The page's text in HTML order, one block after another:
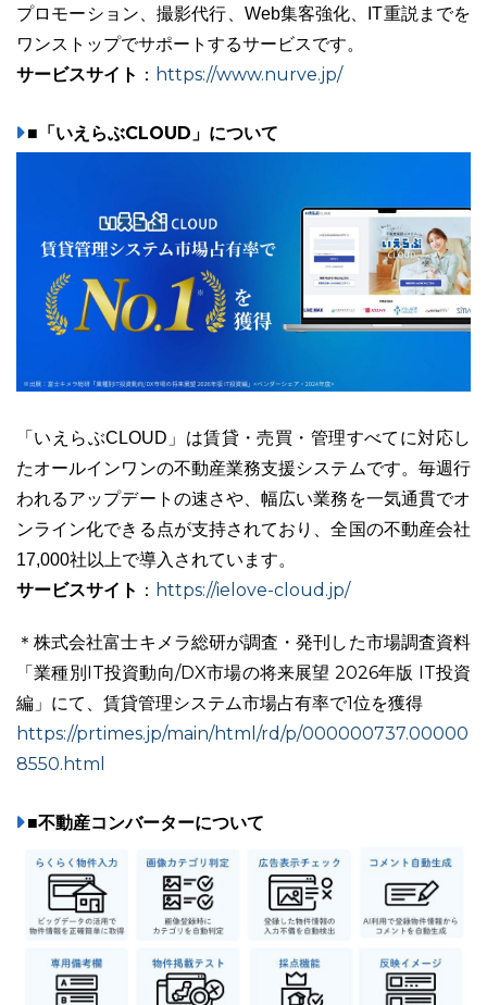
プロモーション、撮影代行、Web集客強化、IT重説までを
ワンストップでサポートするサービスです。
サービスサイト ： https://www.nurve.jp/
■「いえらぶCLOUD」について
「いえらぶCLOUD」は賃貸・売買・管理すべてに対応し
たオールインワンの不動産業務支援システムです。毎週行
われるアップデートの速さや、幅広い業務を一気通貫でオ
ンライン化できる点が支持されており、全国の不動産会社
17,000社以上で導入されています。
サービスサイト ： https://ielove-cloud.jp/
＊株式会社富士キメラ総研が調査・発刊した市場調査資料
「業種別IT投資動向/DX市場の将来展望 2026年版 IT投資
編」にて、賃貸管理システム市場占有率で1位を獲得
https://prtimes.jp/main/html/rd/p/000000737.00000
8550.html
■不動産コンバーターについて